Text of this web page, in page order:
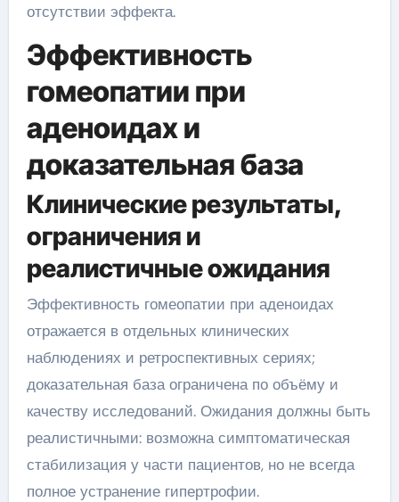
отсутствии эффекта.
Эффективность
гомеопатии при
аденоидах и
доказательная база
Клинические результаты,
ограничения и
реалистичные ожидания
Эффективность гомеопатии при аденоидах
отражается в отдельных клинических
наблюдениях и ретроспективных сериях;
доказательная база ограничена по объёму и
качеству исследований. Ожидания должны быть
реалистичными: возможна симптоматическая
стабилизация у части пациентов, но не всегда
полное устранение гипертрофии.